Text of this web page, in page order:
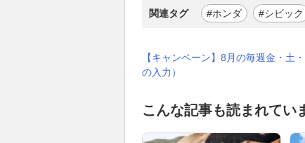
関連タグ #ホンダ #シビック
【キャンペーン】8月の毎週金・土
の入力）
こんな記事も読まれてい